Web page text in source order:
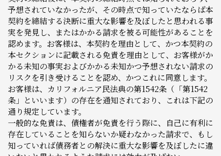
予想されていなかったが、その時点で知っていたならば本
契約を締結する決断に重大な影響を及ぼしたと思われる事
実を発見し、またはかかる請求を被る可能性があることを
認めます。お客様は、本契約を理由として、かつ本契約の
本セクションに記載される免責を理由として、お客様がか
かる未知の事実およびかかる未知かつ予想されない請求の
リスクを引き受けることを認め、かつこれに同意します。
お客様は、カリフォルニア民法典の第1542条（「第1542
条」といいます）の存在を通知されており、これは下記の
通り規定しています。
一般的な免責は、債権者が免責を行う際に、自己に有利に
存在していることを知らないか疑わなかった請求で、もし
知っていれば債務者との解決に重大な影響を及ぼしたに違